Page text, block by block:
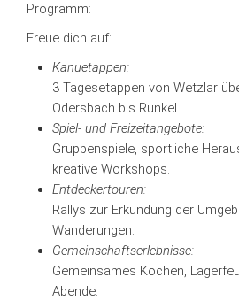
Programm:
Freue dich auf:
Kanuetappen:
3 Tagesetappen von Wetzlar
Odersbach bis Runkel.
Spiel- und Freizeitangebote:
Gruppenspiele, sportliche
kreative Workshops.
Entdeckertouren:
Rallys zur Erkundung der
Wanderungen.
Gemeinschaftserlebnisse:
Gemeinsames Kochen,
Abende.